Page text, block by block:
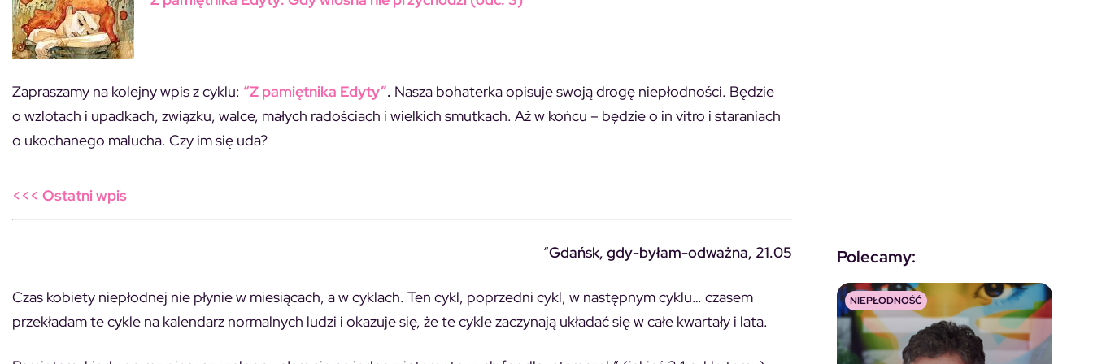
Zapraszamy na kolejny wpis z cyklu: “Z pamiętnika Edyty”. Nasza bohaterka opisuje swoją drogę niepłodności. Będzie
o wzlotach i upadkach, związku, walce, małych radościach i wielkich smutkach. Aż w końcu – będzie o in vitro i staraniach
o ukochanego malucha. Czy im się uda?
<<< Ostatni wpis
“Gdańsk, gdy-byłam-odważna, 21.05
Czas kobiety niepłodnej nie płynie w miesiącach, a w cyklach. Ten cykl, poprzedni cykl, w następnym cyklu… czasem
przekładam te cykle na kalendarz normalnych ludzi i okazuje się, że te cykle zaczynają układać się w całe kwartały i lata.
Polecamy:
NIEPŁODNOŚĆ